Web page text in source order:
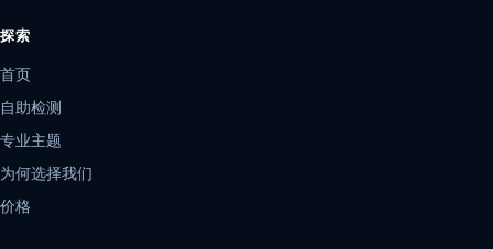
探索
首页
自助检测
专业主题
为何选择我们
价格